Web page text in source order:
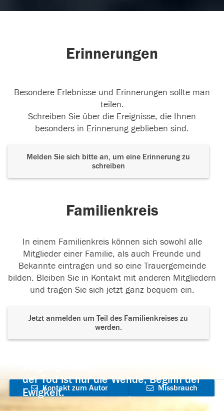
Erinnerungen
Besondere Erlebnisse und Erinnerungen sollte man
teilen.
Schreiben Sie über die Ereignisse, die Ihnen
besonders in Erinnerung geblieben sind.
Melden Sie sich bitte an, um eine Erinnerung zu
schreiben
Familienkreis
In einem Familienkreis können sich sowohl alle
Mitglieder einer Familie, als auch Freunde und
Bekannte eintragen und so eine Trauergemeinde
bilden. Bleiben Sie in Kontakt mit anderen Mitgliedern
und tragen Sie sich jetzt ganz bequem ein.
Jetzt anmelden um Teil des Familienkreises zu
werden.
der Tod ist nur die Wende, Beginn der
Ewigkeit.
Kontakt zum Autor
aufnehmen
Missbrauch